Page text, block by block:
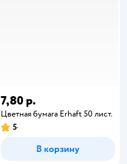
7,80 р.
Цветная бумага Erhaft 50 лист.
5
В корзину